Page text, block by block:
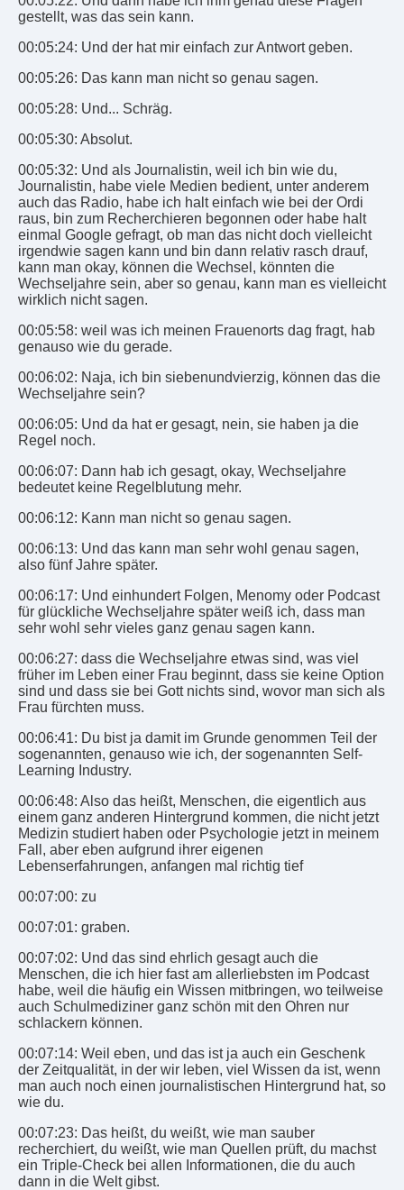
gestellt, was das sein kann.
00:05:24: Und der hat mir einfach zur Antwort geben.
00:05:26: Das kann man nicht so genau sagen.
00:05:28: Und... Schräg.
00:05:30: Absolut.
00:05:32: Und als Journalistin, weil ich bin wie du,
Journalistin, habe viele Medien bedient, unter anderem
auch das Radio, habe ich halt einfach wie bei der Ordi
raus, bin zum Recherchieren begonnen oder habe halt
einmal Google gefragt, ob man das nicht doch vielleicht
irgendwie sagen kann und bin dann relativ rasch drauf,
kann man okay, können die Wechsel, könnten die
Wechseljahre sein, aber so genau, kann man es vielleicht
wirklich nicht sagen.
00:05:58: weil was ich meinen Frauenorts dag fragt, hab
genauso wie du gerade.
00:06:02: Naja, ich bin siebenundvierzig, können das die
Wechseljahre sein?
00:06:05: Und da hat er gesagt, nein, sie haben ja die
Regel noch.
00:06:07: Dann hab ich gesagt, okay, Wechseljahre
bedeutet keine Regelblutung mehr.
00:06:12: Kann man nicht so genau sagen.
00:06:13: Und das kann man sehr wohl genau sagen,
also fünf Jahre später.
00:06:17: Und einhundert Folgen, Menomy oder Podcast
für glückliche Wechseljahre später weiß ich, dass man
sehr wohl sehr vieles ganz genau sagen kann.
00:06:27: dass die Wechseljahre etwas sind, was viel
früher im Leben einer Frau beginnt, dass sie keine Option
sind und dass sie bei Gott nichts sind, wovor man sich als
Frau fürchten muss.
00:06:41: Du bist ja damit im Grunde genommen Teil der
sogenannten, genauso wie ich, der sogenannten Self-
Learning Industry.
00:06:48: Also das heißt, Menschen, die eigentlich aus
einem ganz anderen Hintergrund kommen, die nicht jetzt
Medizin studiert haben oder Psychologie jetzt in meinem
Fall, aber eben aufgrund ihrer eigenen
Lebenserfahrungen, anfangen mal richtig tief
00:07:00: zu
00:07:01: graben.
00:07:02: Und das sind ehrlich gesagt auch die
Menschen, die ich hier fast am allerliebsten im Podcast
habe, weil die häufig ein Wissen mitbringen, wo teilweise
auch Schulmediziner ganz schön mit den Ohren nur
schlackern können.
00:07:14: Weil eben, und das ist ja auch ein Geschenk
der Zeitqualität, in der wir leben, viel Wissen da ist, wenn
man auch noch einen journalistischen Hintergrund hat, so
wie du.
00:07:23: Das heißt, du weißt, wie man sauber
recherchiert, du weißt, wie man Quellen prüft, du machst
ein Triple-Check bei allen Informationen, die du auch
dann in die Welt gibst.